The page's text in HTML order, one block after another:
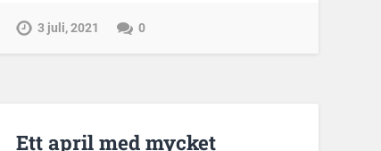
3 juli, 2021 0
Ett april med mycket